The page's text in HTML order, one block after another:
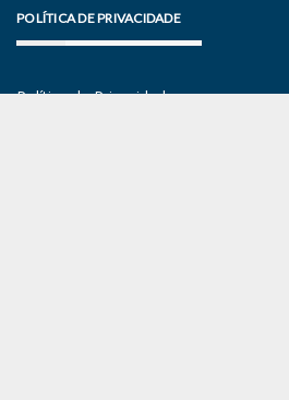
POLÍTICA DE PRIVACIDADE
Política de Privacidade